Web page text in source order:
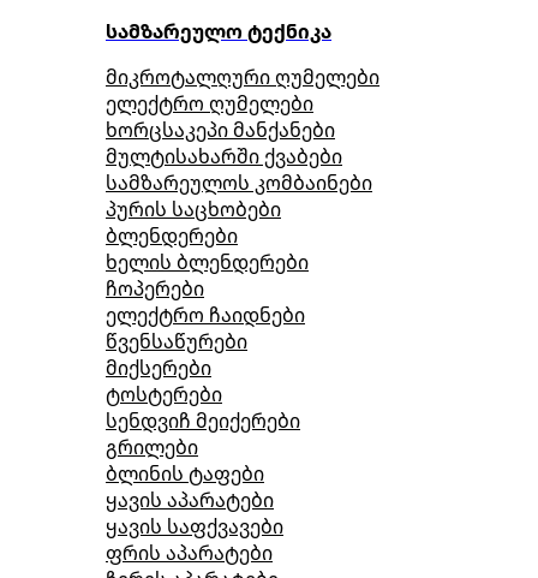
სამზარეულო ტექნიკა
მიკროტალღური ღუმელები
ელექტრო ღუმელები
ხორცსაკეპი მანქანები
მულტისახარში ქვაბები
სამზარეულოს კომბაინები
პურის საცხობები
ბლენდერები
ხელის ბლენდერები
ჩოპერები
ელექტრო ჩაიდნები
წვენსაწურები
მიქსერები
ტოსტერები
სენდვიჩ მეიქერები
გრილები
ბლინის ტაფები
ყავის აპარატები
ყავის საფქვავები
ფრის აპარატები